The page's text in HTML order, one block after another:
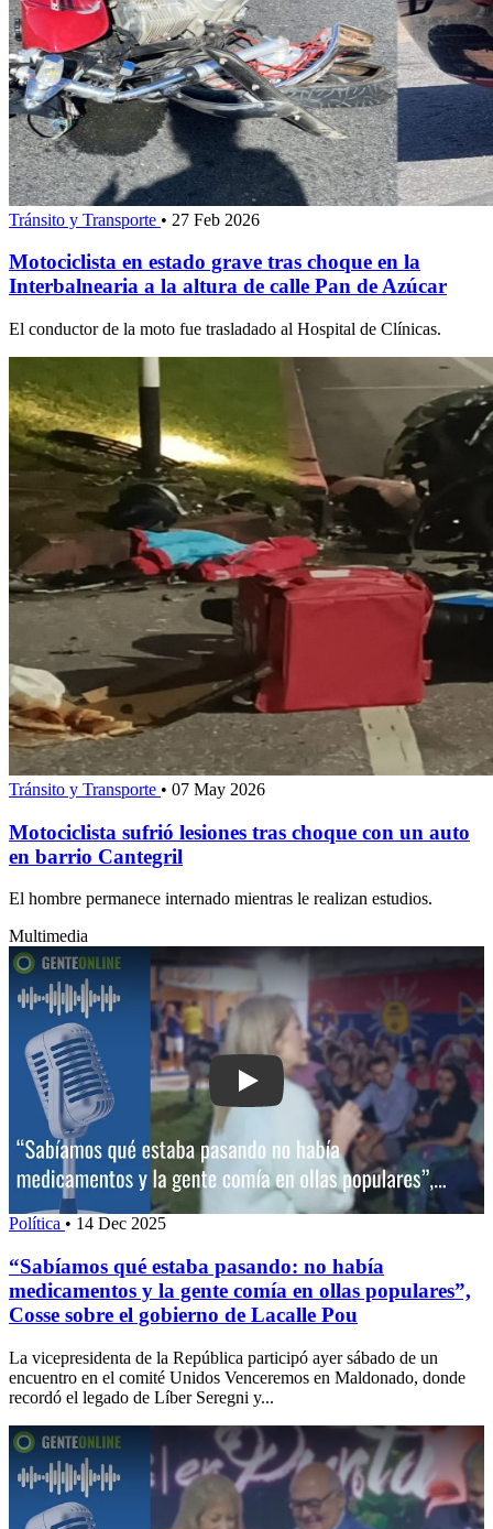
Tránsito y Transporte • 27 Feb 2026
Motociclista en estado grave tras choque en la
Interbalnearia a la altura de calle Pan de Azúcar
El conductor de la moto fue trasladado al Hospital de Clínicas.
Tránsito y Transporte • 07 May 2026
Motociclista sufrió lesiones tras choque con un auto
en barrio Cantegril
El hombre permanece internado mientras le realizan estudios.
Multimedia
Play: “Sabíamos qué estaba
Política • 14 Dec 2025
“Sabíamos qué estaba pasando: no había
medicamentos y la gente comía en ollas populares”,
Cosse sobre el gobierno de Lacalle Pou
La vicepresidenta de la República participó ayer sábado de un
encuentro en el comité Unidos Venceremos en Maldonado, donde
recordó el legado de Líber Seregni y...